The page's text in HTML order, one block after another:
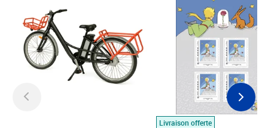
Livraison offerte